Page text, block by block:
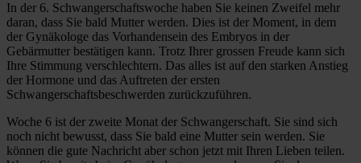
In der 6. Schwangerschaftswoche haben Sie keinen Zweifel mehr
daran, dass Sie bald Mutter werden. Dies ist der Moment, in dem
der Gynäkologe das Vorhandensein des Embryos in der
Gebärmutter bestätigen kann. Trotz Ihrer grossen Freude kann sich
Ihre Stimmung verschlechtern. Das alles ist auf den starken Anstieg
der Hormone und das Auftreten der ersten
Schwangerschaftsbeschwerden zurückzuführen.
Woche 6 ist der zweite Monat der Schwangerschaft. Sie sind sich
noch nicht bewusst, dass Sie bald eine Mutter sein werden. Sie
können die gute Nachricht aber schon jetzt mit Ihren Lieben teilen.